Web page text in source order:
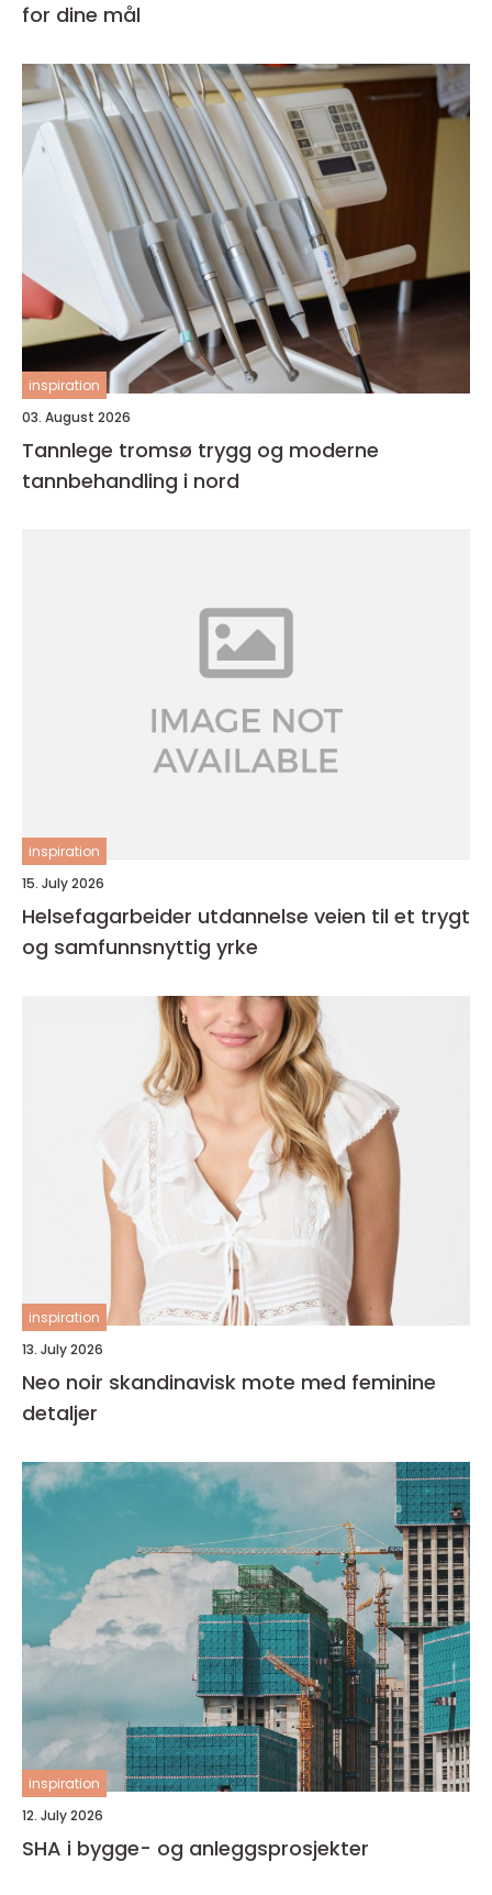
for dine mål
inspiration
03. August 2026
Tannlege tromsø trygg og moderne
tannbehandling i nord
inspiration
15. July 2026
Helsefagarbeider utdannelse veien til et trygt
og samfunnsnyttig yrke
inspiration
13. July 2026
Neo noir skandinavisk mote med feminine
detaljer
inspiration
12. July 2026
SHA i bygge- og anleggsprosjekter